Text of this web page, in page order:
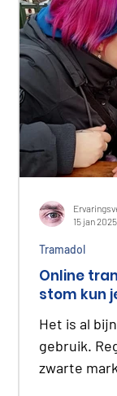
Online
stom kun
Het is al
gebruik.
zwarte
Tramadol
15 jan 2025